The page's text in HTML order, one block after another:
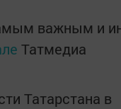
важным и
Татмедиа
Татарстана в